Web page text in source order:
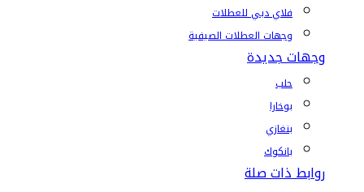
فلاي دبي للعطلات
وجهات العطلات الصيفية
وجهات جديدة
حلب
بوخارا
بنغازي
بانكوك
روابط ذات صلة